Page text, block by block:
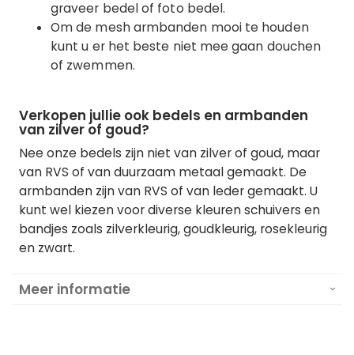
graveer bedel of foto bedel.
Om de mesh armbanden mooi te houden
kunt u er het beste niet mee gaan douchen
of zwemmen.
Verkopen jullie ook bedels en armbanden
van zilver of goud?
Nee onze bedels zijn niet van zilver of goud, maar
van RVS of van duurzaam metaal gemaakt. De
armbanden zijn van RVS of van leder gemaakt. U
kunt wel kiezen voor diverse kleuren schuivers en
bandjes zoals zilverkleurig, goudkleurig, rosekleurig
en zwart.
Meer informatie